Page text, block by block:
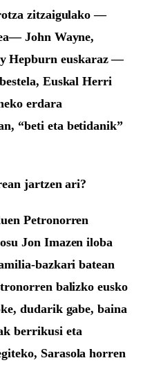
zitzaigulako —
John Wayne,
Hepburn euskaraz —
Euskal Herri
erdara
, “beti eta betidanik”
jartzen ari?
Petronorren
Jon Imazen iloba
bazkari batean
balizko eusko
dudarik gabe, baina
berrikusi eta
Sarasolahorren